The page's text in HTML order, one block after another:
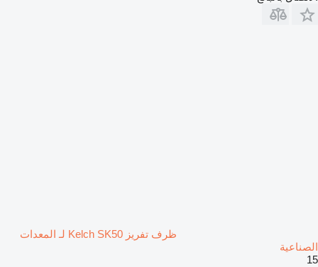
ظرف تفريز Kelch SK50 لـ المعدات
الصناعية
15